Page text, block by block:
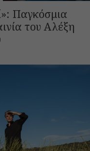
Παγκόσμια
του Αλέξη